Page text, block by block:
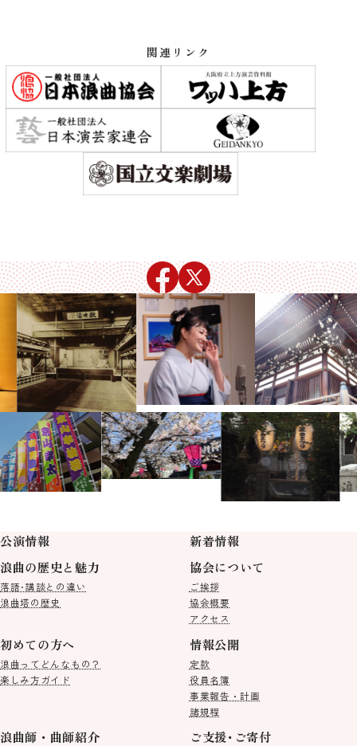
関連リンク
公演情報
新着情報
浪曲の歴史と魅力
落語･講談との違い
浪曲塔の歴史
協会について
ご挨拶
協会概要
アクセス
初めての方へ
浪曲ってどんなもの？
楽しみ方ガイド
情報公開
定款
役員名簿
事業報告・計画
諸規程
浪曲師・曲師紹介 ご支援･ご寄付